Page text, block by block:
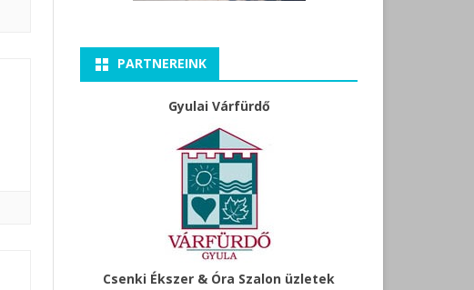
PARTNEREINK
Gyulai Várfürdő
Csenki Ékszer & Óra Szalon üzletek